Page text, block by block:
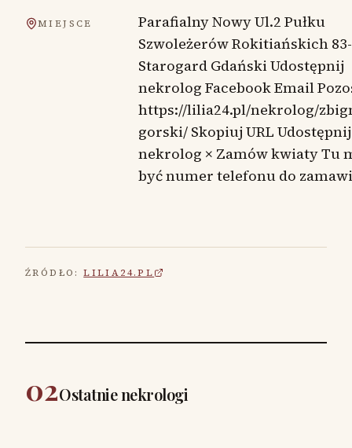
MIEJSCE
Parafialny Nowy Ul.2 Pułku
Szwoleżerów Rokitiańskich
Starogard Gdański Udostępnij
nekrolog Facebook Email
https://lilia24.pl/nekrolog/
gorski/ Skopiuj URL Udostępnij
nekrolog × Zamów kwiaty Tu
być numer telefonu do
ŹRÓDŁO: LILIA24.PL
02Ostatnie nekrologi